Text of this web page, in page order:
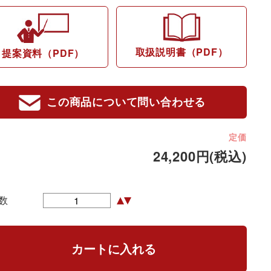
提案資料（PDF） 取扱説明書（PDF）
この商品について問い合わせる
定価
24,200円(税込)